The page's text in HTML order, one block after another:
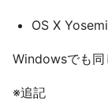
OS X
Windowsでも同
※追記